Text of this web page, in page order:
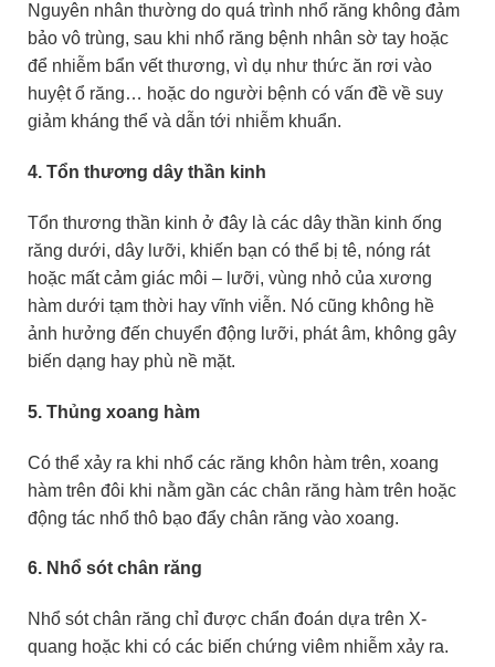
Nguyên nhân thường do quá trình nhổ răng không đảm
bảo vô trùng, sau khi nhổ răng bệnh nhân sờ tay hoặc
để nhiễm bẩn vết thương, vì dụ như thức ăn rơi vào
huyệt ổ răng… hoặc do người bệnh có vấn đề về suy
giảm kháng thể và dẫn tới nhiễm khuẩn.
4. Tổn thương dây thần kinh
Tổn thương thần kinh ở đây là các dây thần kinh ống
răng dưới, dây lưỡi, khiến bạn có thể bị tê, nóng rát
hoặc mất cảm giác môi – lưỡi, vùng nhỏ của xương
hàm dưới tạm thời hay vĩnh viễn. Nó cũng không hề
ảnh hưởng đến chuyển động lưỡi, phát âm, không gây
biến dạng hay phù nề mặt.
5. Thủng xoang hàm
Có thể xảy ra khi nhổ các răng khôn hàm trên, xoang
hàm trên đôi khi nằm gần các chân răng hàm trên hoặc
động tác nhổ thô bạo đẩy chân răng vào xoang.
6. Nhổ sót chân răng
Nhổ sót chân răng chỉ được chẩn đoán dựa trên X-
quang hoặc khi có các biến chứng viêm nhiễm xảy ra.